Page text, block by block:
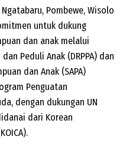
Pombewe, Wisolo
untuk dukung
dan anak melalui
Peduli Anak (DRPPA) dan
dan Anak (SAPA)
Penguatan
dengan dukungan UN
dari Korean